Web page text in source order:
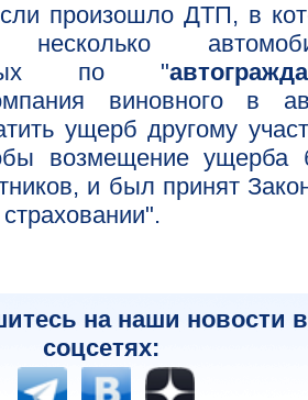
произошло ДТП, в
несколько
по "
виновного в
ущерб другому
возмещение ущерба
и был принят
на наши новости в
соцсетях: